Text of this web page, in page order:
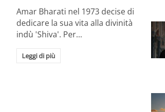
Amar Bharati nel 1973 decise di
dedicare la sua vita alla divinità
indù 'Shiva'. Per…
Leggi di più